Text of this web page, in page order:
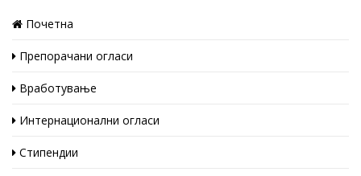
Почетна
Препорачани огласи
Вработување
Интернационални огласи
Стипендии